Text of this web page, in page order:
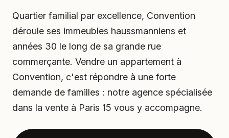
Quartier familial par excellence, Convention
déroule ses immeubles haussmanniens et
années 30 le long de sa grande rue
commerçante. Vendre un appartement à
Convention, c'est répondre à une forte
demande de familles : notre agence spécialisée
dans la vente à Paris 15 vous y accompagne.